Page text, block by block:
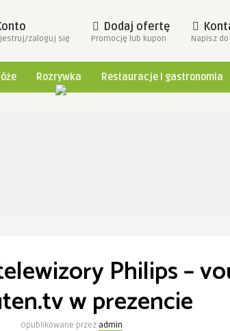
zaloguj się
Dodaj ofertę
Promocję lub kupon Napisz
Rozrywka Restauracje i gastronomia
Philips –
w prezencie
Opublikowane przez admin